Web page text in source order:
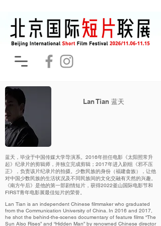
Lan Tian 蓝天
蓝天，毕业于中国传媒大学导演系。2016年担任电影《太阳照常升
起》纪录片的剪辑师，并独立完成剪辑；2017年进入剧组《邪不压
正》，负责该片纪录片的拍摄。少数民族的身份（福建畲族），让他
对中国少数民族的生活状况及不同民族间的文化交融有天然的兴趣。
《南方午后》是他的第一部剧情短片，获得2022釜山国际电影节和
FIRST青年电影展最佳短片的荣誉。
Lan Tian is an independent Chinese filmmaker who graduated
from the Communication University of China. In 2016 and 2017,
he shot the behind-the-scenes documentary of feature films “The
Sun Also Rises” and “Hidden Man” by renowned Chinese director